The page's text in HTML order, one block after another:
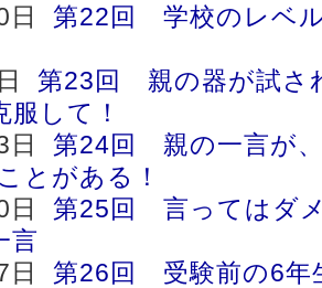
日 第22回 学校のレベ
第23回 親の器が試さ
して！
日 第24回 親の一言が
とがある！
日 第25回 言ってはダ
言
日 第26回 受験前の6